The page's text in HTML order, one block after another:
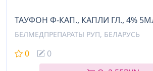
ТАУФОН Ф-КАП., КАПЛИ ГЛ., 4%
БЕЛМЕДПРЕПАРАТЫ РУП, БЕЛАРУСЬ
0 0